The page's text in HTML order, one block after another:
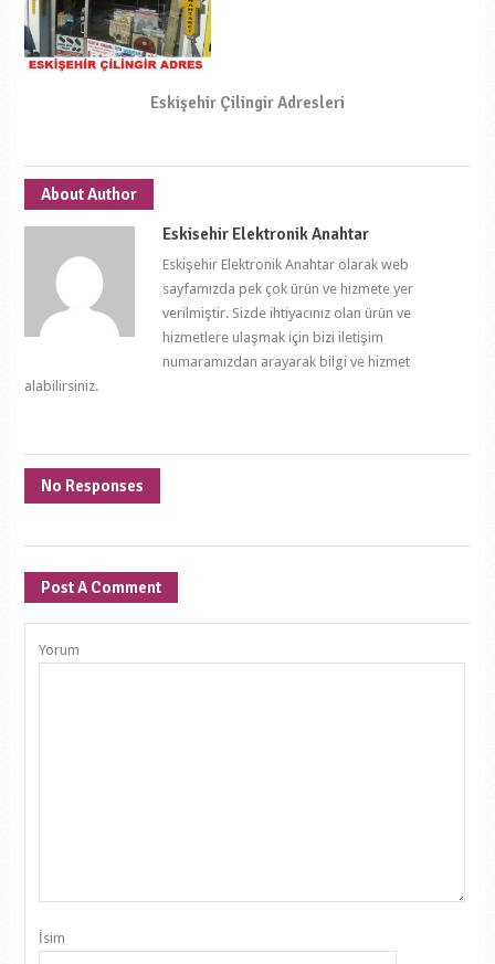
Eskişehir Çilingir Adresleri
About Author
Eskisehir Elektronik Anahtar
Eskişehir Elektronik Anahtar olarak web
sayfamızda pek çok ürün ve hizmete yer
verilmiştir. Sizde ihtiyacınız olan ürün ve
hizmetlere ulaşmak için bizi iletişim
numaramızdan arayarak bilgi ve hizmet
alabilirsiniz.
No Responses
Post A Comment
Yorum
İsim